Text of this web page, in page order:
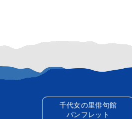
千代女の里俳句館
パンフレット